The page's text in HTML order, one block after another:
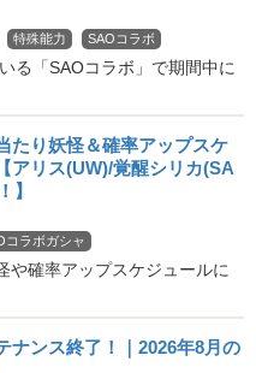
特殊能力 SAOコラボ
る「SAOコラボ」で期間中に
たり妖怪＆確率アップスケ
アリス(UW)/覚醒シリカ(SA
】
コラボガシャ
や確率アップスケジュールに
ナンス終了！｜2026年8月の